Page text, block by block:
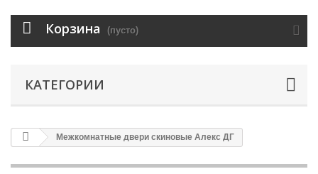
Корзина (пусто)
КАТЕГОРИИ
Межкомнатные двери скиновые Алекс ДГ